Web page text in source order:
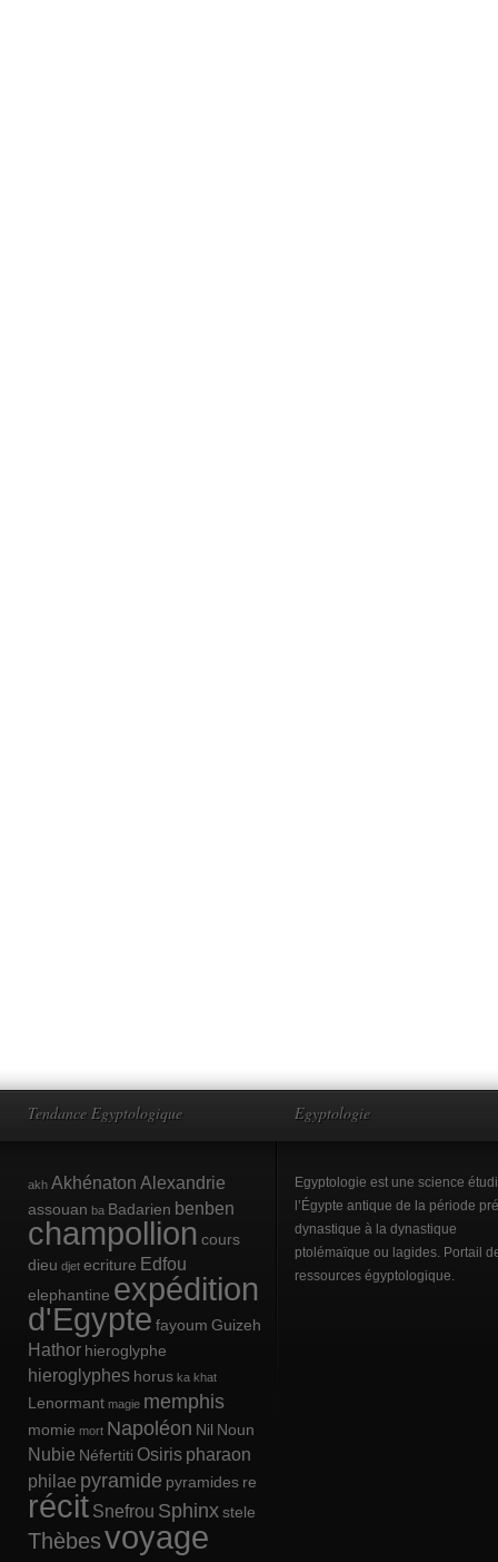
Tendance Egyptologique
akh Akhénaton Alexandrie
assouan ba Badarien benben
champollion cours
dieu djet ecriture Edfou
elephantine expédition
d'Egyptefayoum Guizeh
Hathor hieroglyphe
hieroglyphes horus ka khat
Lenormant magie memphis
momie mort Napoléon Nil Noun
Nubie Néfertiti Osiris pharaon
philae pyramide pyramides re
récit Snefrou Sphinxstele
Thèbesvoyage
Egyptologie
Egyptologie est une science
l’Égypte antique de la période
dynastique à la dynastique
ptolémaïque ou lagides. Portail
ressources égyptologique.